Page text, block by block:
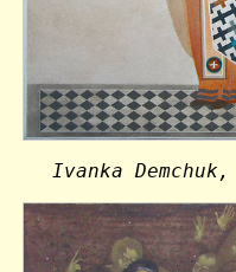
Ivanka